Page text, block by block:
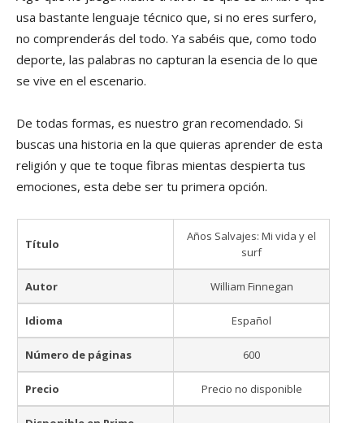
usa bastante lenguaje técnico que, si no eres surfero,
no comprenderás del todo. Ya sabéis que, como todo
deporte, las palabras no capturan la esencia de lo que
se vive en el escenario.
De todas formas, es nuestro gran recomendado. Si
buscas una historia en la que quieras aprender de esta
religión y que te toque fibras mientas despierta tus
emociones, esta debe ser tu primera opción.
Título
Años Salvajes: Mi vida y el
surf
Autor William Finnegan
Idioma Español
Número de páginas 600
Precio Precio no disponible